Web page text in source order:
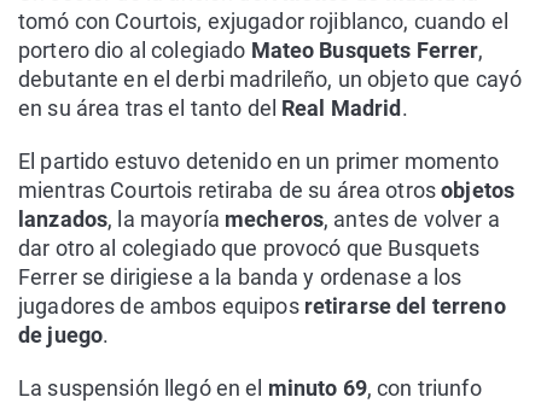
tomó con Courtois, exjugador rojiblanco, cuando el
portero dio al colegiado Mateo Busquets Ferrer,
debutante en el derbi madrileño, un objeto que cayó
en su área tras el tanto del Real Madrid .
El partido estuvo detenido en un primer momento
mientras Courtois retiraba de su área otrosobjetos
lanzados, la mayoría mecheros, antes de volver a
dar otro al colegiado que provocó que Busquets
Ferrer se dirigiese a la banda y ordenase a los
jugadores de ambos equipos retirarse del terreno
de juego.
La suspensión llegó en el minuto 69, con triunfo